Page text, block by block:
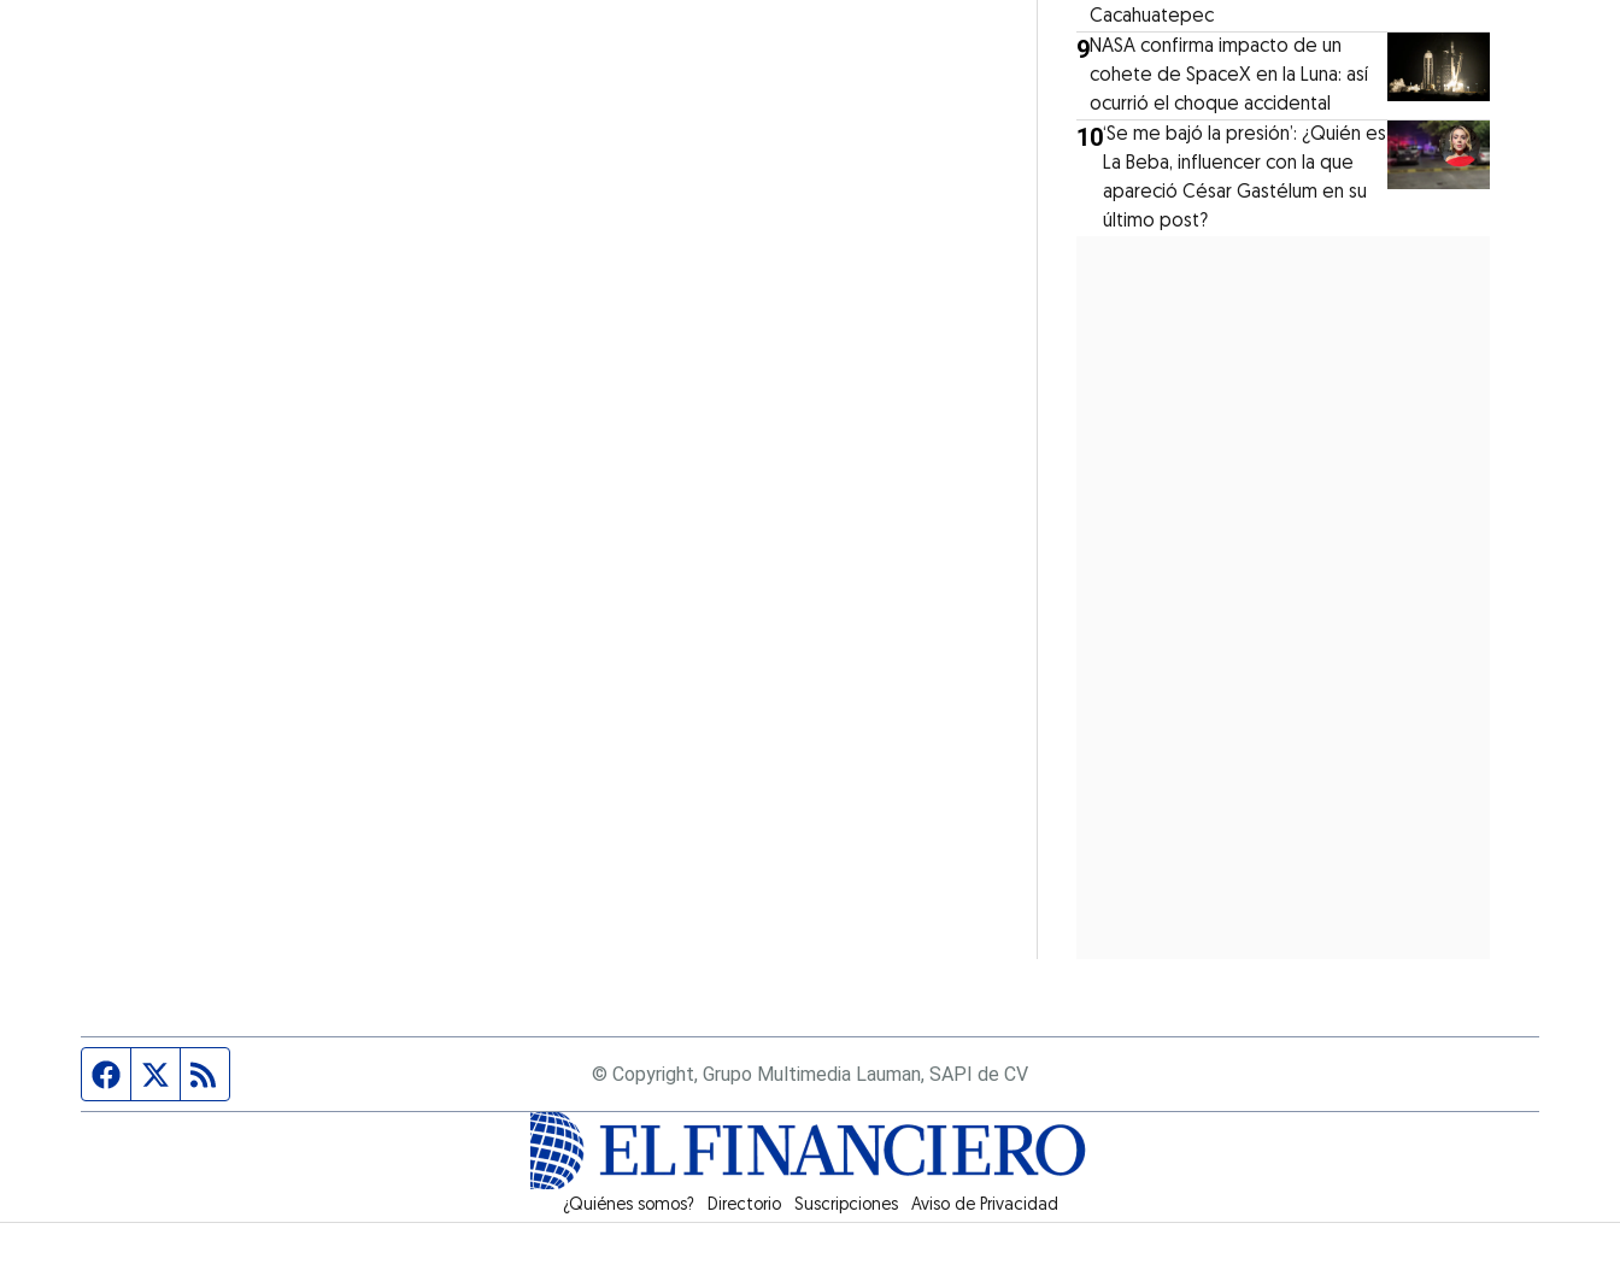
Cacahuatepec
9NASA confirma impacto de un
cohete de SpaceX en la Luna: así
ocurrió el choque accidental
10‘Se me bajó la presión’: ¿Quién es
La Beba, influencer con la que
apareció César Gastélum en su
último post?
Página de Facebook
Fuente Twitter © Copyright, Grupo Multimedia Lauman, SAPI de CV
¿Quiénes somos? Directorio SuscripcionesOpens in new window
Aviso de Privacidad